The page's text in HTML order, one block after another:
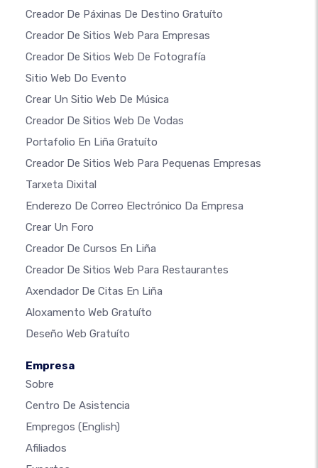
Creador De Páxinas De Destino Gratuíto
Creador De Sitios Web Para Empresas
Creador De Sitios Web De Fotografía
Sitio Web Do Evento
Crear Un Sitio Web De Música
Creador De Sitios Web De Vodas
Portafolio En Liña Gratuíto
Creador De Sitios Web Para Pequenas Empresas
Tarxeta Dixital
Enderezo De Correo Electrónico Da Empresa
Crear Un Foro
Creador De Cursos En Liña
Creador De Sitios Web Para Restaurantes
Axendador De Citas En Liña
Aloxamento Web Gratuíto
Deseño Web Gratuíto
Empresa
Sobre
Centro De Asistencia
Empregos (English)
Afiliados